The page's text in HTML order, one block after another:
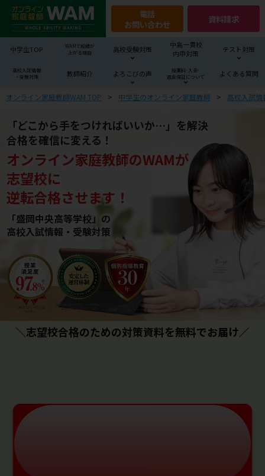
電話
お問い合わせ
資料請求
中学生TOP
WAMで成績が
上がる理由
高校受験対策
中高一貫校
内申対策
テスト対策
高校入試情報
・受験対策
教師紹介 よろこびの声
授業料･入会･
返金保証について
よくある質問
オンライン家庭教師WAM TOP 中学生のオンライン家庭教師 高校入試
「どこから手をつければいいか…」を解決
合格を確信に変える！
オンライン家庭教師のWAMが
志望校に
逆転合格させます！
「盛岡中央高等学校」の
高校入試情報・受験対策
＼志望校合格のための対策資料を無料でお届け／